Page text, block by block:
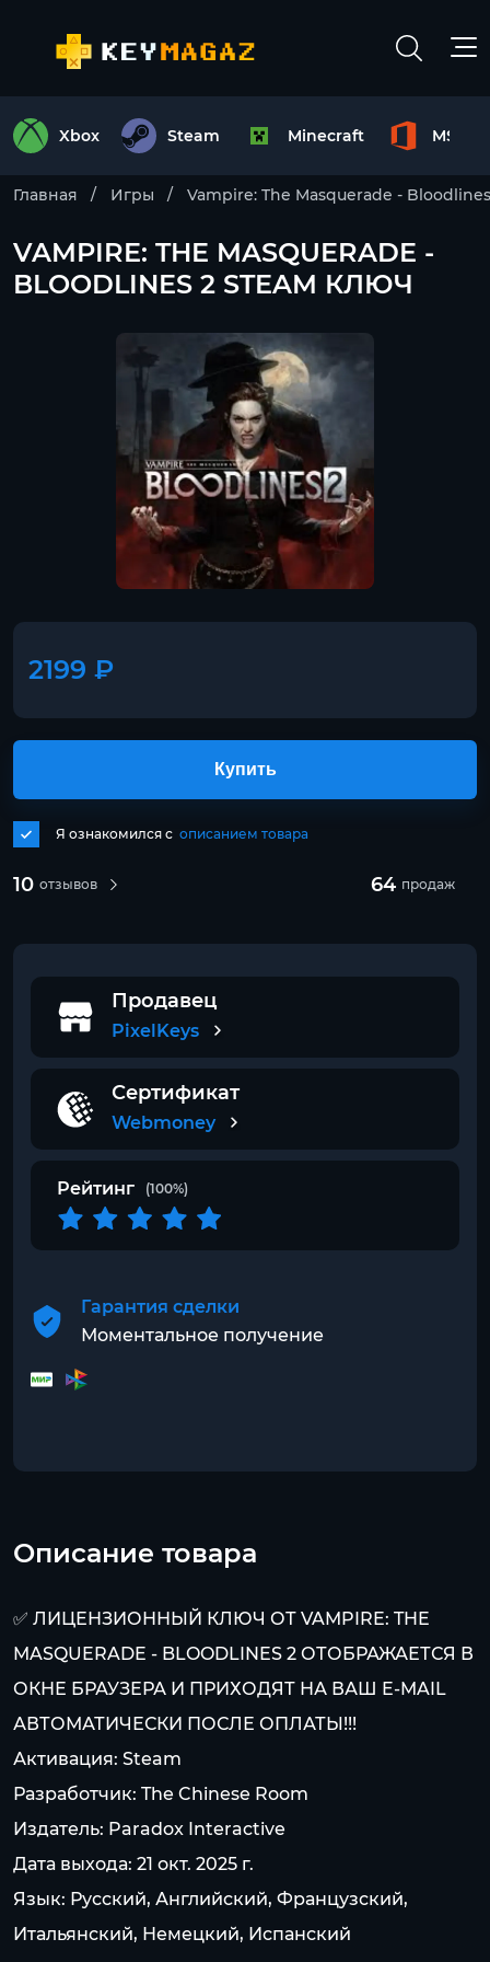
Xbox Steam Minecraft MS
Главная Игры Vampire: The Masquerade -
VAMPIRE: THE MASQUERADE -
BLOODLINES 2 STEAM КЛЮЧ
2199 ₽
10 отзывов 64 продаж
Я ознакомился с описанием товара
Купить
Продавец
PixelKeys
Сертификат
Webmoney
Рейтинг (100%)
Гарантия сделки
Моментальное получение
Описание товара
✅ ЛИЦЕНЗИОННЫЙ КЛЮЧ ОТ VAMPIRE: THE
MASQUERADE - BLOODLINES 2 ОТОБРАЖАЕТСЯ В
ОКНЕ БРАУЗЕРА И ПРИХОДЯТ НА ВАШ E-MAIL
АВТОМАТИЧЕСКИ ПОСЛЕ ОПЛАТЫ!!!
Активация: Steam
Разработчик: The Chinese Room
Издатель: Paradox Interactive
Дата выхода: 21 окт. 2025 г.
Язык: Русский, Английский, Французский,
Итальянский, Немецкий, Испанский